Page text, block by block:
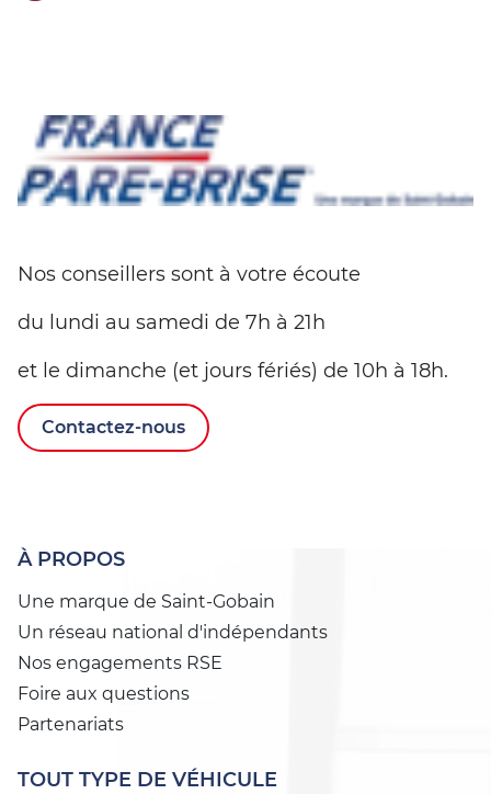
Nos conseillers sont à votre écoute
du lundi au samedi de 7h à 21h
et le dimanche (et jours fériés) de 10h à 18h.
Contactez-nous
À PROPOS
Une marque de Saint-Gobain
Un réseau national d'indépendants
Nos engagements RSE
Foire aux questions
Partenariats
TOUT TYPE DE VÉHICULE